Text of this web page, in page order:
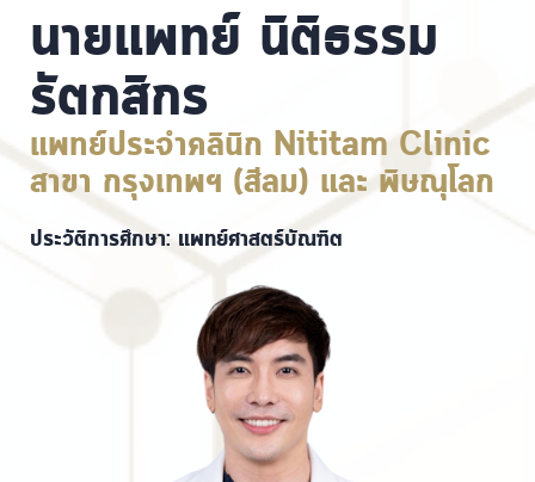
นายแพทย์ นิติธรรม
รัตกสิกร
แพทย์ประจำคลินิก Nititam Clinic
สาขา กรุงเทพฯ (สีลม) และ พิษณุโลก
ประวัติการศึกษา: แพทย์ศาสตร์บัณฑิต